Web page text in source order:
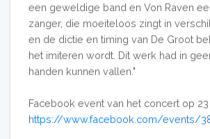
een geweldige band en Von Raven
zanger, die moeiteloos zingt in
en de dictie en timing van De Groot
het imiteren wordt. Dit werk had in
handen kunnen vallen."
Facebook event van het concert op
https://www.facebook.com/events/